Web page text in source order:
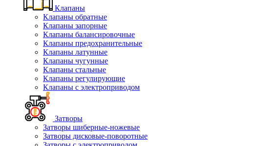
Клапаны
Клапаны обратные
Клапаны запорные
Клапаны балансировочные
Клапаны предохранительные
Клапаны латунные
Клапаны чугунные
Клапаны стальные
Клапаны регулирующие
Клапаны с электроприводом
Затворы
Затворы шиберные-ножевые
Затворы дисковые-поворотные